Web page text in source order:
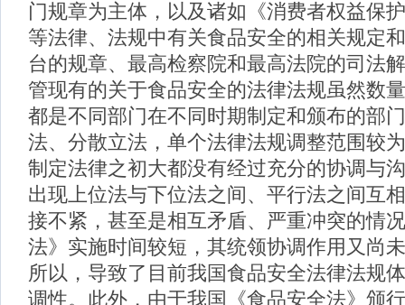
门规章为主体，以及诸如《消费者权益保
等法律、法规中有关食品安全的相关规定
台的规章、最高检察院和最高法院的司法
管现有的关于食品安全的法律法规虽然数
都是不同部门在不同时期制定和颁布的部
法、分散立法，单个法律法规调整范围较
制定法律之初大都没有经过充分的协调与
出现上位法与下位法之间、平行法之间互
接不紧，甚至是相互矛盾、严重冲突的情
法》实施时间较短，其统领协调作用又尚
所以，导致了目前我国食品安全法律法规
调性。此外，由于我国《食品安全法》颁